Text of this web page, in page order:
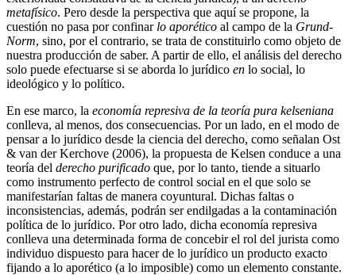
metafísico. Pero desde la perspectiva que aquí se propone, la
cuestión no pasa por confinar lo aporético al campo de la Grund-
Norm, sino, por el contrario, se trata de constituirlo como objeto de
nuestra producción de saber. A partir de ello, el análisis del derecho
solo puede efectuarse si se aborda lo jurídico en lo social, lo
ideológico y lo político.
En ese marco, la economía represiva de la teoría pura kelseniana
conlleva, al menos, dos consecuencias. Por un lado, en el modo de
pensar a lo jurídico desde la ciencia del derecho, como señalan Ost
& van der Kerchove (2006), la propuesta de Kelsen conduce a una
teoría del derecho purificado que, por lo tanto, tiende a situarlo
como instrumento perfecto de control social en el que solo se
manifestarían faltas de manera coyuntural. Dichas faltas o
inconsistencias, además, podrán ser endilgadas a la contaminación
política de lo jurídico. Por otro lado, dicha economía represiva
conlleva una determinada forma de concebir el rol del jurista como
individuo dispuesto para hacer de lo jurídico un producto exacto
fijando a lo aporético (a lo imposible) como un elemento constante.